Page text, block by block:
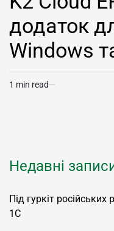
додаток
Windows
швидка
Estimated
1 min read
Недавні
Під гуркіт
1С